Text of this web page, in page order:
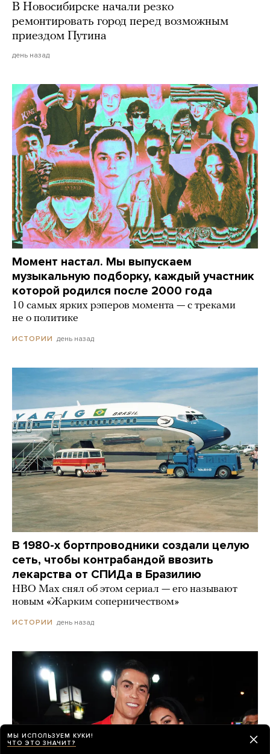
В Новосибирске начали резко
ремонтировать город перед возможным
приездом Путина
день назад
Момент настал. Мы выпускаем
музыкальную подборку, каждый участник
которой родился после 2000 года
10 самых ярких рэперов момента — с треками
не о политике
ИСТОРИИ день назад
В 1980-х бортпроводники создали целую
сеть, чтобы контрабандой ввозить
лекарства от СПИДа в Бразилию
HBO Max снял об этом сериал — его называют
новым «Жарким соперничеством»
ИСТОРИИ день назад
МЫ ИСПОЛЬЗУЕМ КУКИ!
ЧТО ЭТО ЗНАЧИТ?